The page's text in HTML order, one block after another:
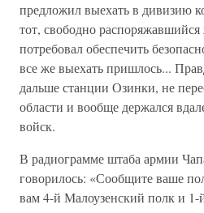
предложил выехать в дивизию
тот, свободно
потребовал обеспечить
все же выехать пришлось...
дальше станции Озинки, не
области и вообще держался
войск.
В радиограмме штаба армии
говорилось: «Сообщите ваше
вам 4-й Малоузенский полк и 1-